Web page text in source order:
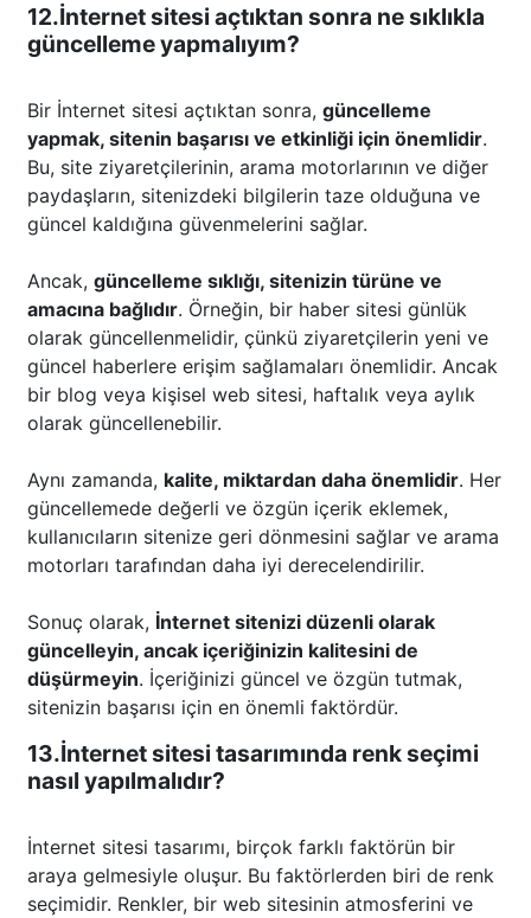
12.İnternet sitesi açtıktan sonra ne sıklıkla
güncelleme yapmalıyım?
Bir İnternet sitesi açtıktan sonra, güncelleme
yapmak, sitenin başarısı ve etkinliği için önemlidir.
Bu, site ziyaretçilerinin, arama motorlarının ve diğer
paydaşların, sitenizdeki bilgilerin taze olduğuna ve
güncel kaldığına güvenmelerini sağlar.
Ancak, güncelleme sıklığı, sitenizin türüne ve
amacına bağlıdır. Örneğin, bir haber sitesi günlük
olarak güncellenmelidir, çünkü ziyaretçilerin yeni ve
güncel haberlere erişim sağlamaları önemlidir. Ancak
bir blog veya kişisel web sitesi, haftalık veya aylık
olarak güncellenebilir.
Aynı zamanda, kalite, miktardan daha önemlidir. Her
güncellemede değerli ve özgün içerik eklemek,
kullanıcıların sitenize geri dönmesini sağlar ve arama
motorları tarafından daha iyi derecelendirilir.
Sonuç olarak, İnternet sitenizi düzenli olarak
güncelleyin, ancak içeriğinizin kalitesini de
düşürmeyin. İçeriğinizi güncel ve özgün tutmak,
sitenizin başarısı için en önemli faktördür.
13.İnternet sitesi tasarımında renk seçimi
nasıl yapılmalıdır?
İnternet sitesi tasarımı, birçok farklı faktörün bir
araya gelmesiyle oluşur. Bu faktörlerden biri de renk
seçimidir. Renkler, bir web sitesinin atmosferini ve